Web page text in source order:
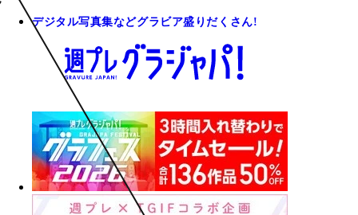
デジタル写真集などグラビア盛りだくさん!